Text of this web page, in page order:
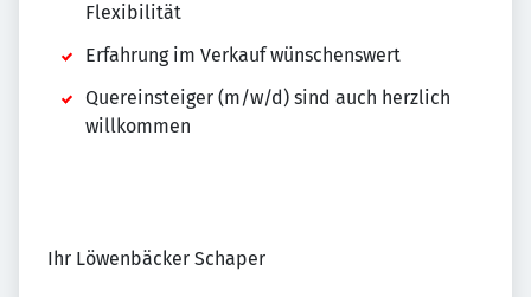
Flexibilität
Erfahrung im Verkauf wünschenswert
Quereinsteiger (m/w/d) sind auch herzlich
willkommen
Ihr Löwenbäcker Schaper